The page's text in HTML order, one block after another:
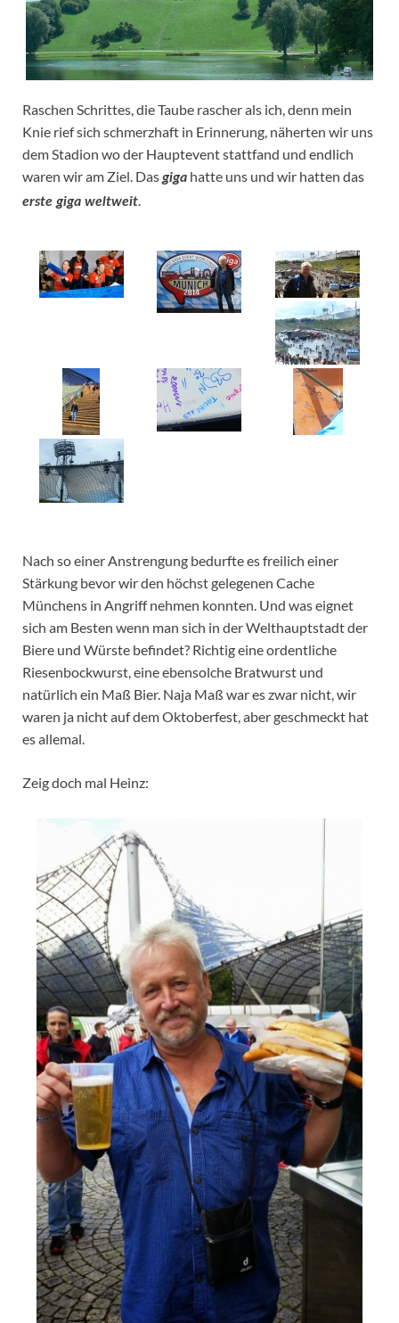
Raschen Schrittes, die Taube rascher als ich, denn mein
Knie rief sich schmerzhaft in Erinnerung, näherten wir uns
dem Stadion wo der Hauptevent stattfand und endlich
waren wir am Ziel. Dasgiga hatte uns und wir hatten das
erste giga weltweit.
Nach so einer Anstrengung bedurfte es freilich einer
Stärkung bevor wir den höchst gelegenen Cache
Münchens in Angriff nehmen konnten. Und was eignet
sich am Besten wenn man sich in der Welthauptstadt der
Biere und Würste befindet? Richtig eine ordentliche
Riesenbockwurst, eine ebensolche Bratwurst und
natürlich ein Maß Bier. Naja Maß war es zwar nicht, wir
waren ja nicht auf dem Oktoberfest, aber geschmeckt hat
es allemal.
Zeig doch mal Heinz: